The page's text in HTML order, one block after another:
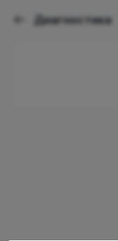
Диагностика